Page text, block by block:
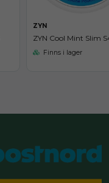
ZYN
ZYN Cool Mint Slim
Finns i lager